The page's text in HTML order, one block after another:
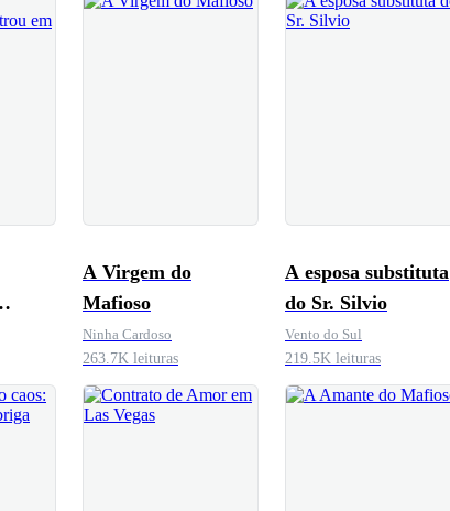
A Virgem do
Mafioso
Ninha Cardoso
263.7K leituras
A esposa substituta
do Sr. Silvio
Vento do Sul
219.5K leituras